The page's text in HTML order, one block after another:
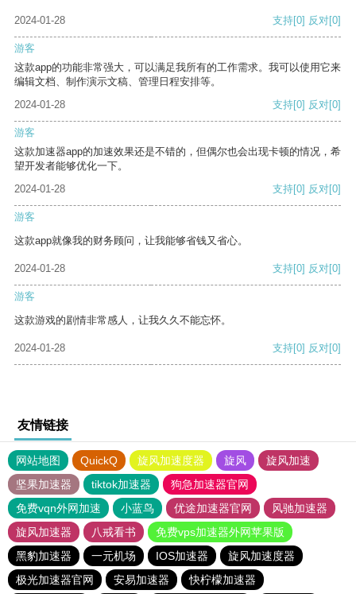
2024-01-28 支持[0] 反对[0]
游客
这款app的功能非常强大，可以满足我所有的工作需求。我可以使用它来
编辑文档、制作演示文稿、管理日程安排等。
2024-01-28
支持[0] 反对[0]
游客
这款加速器app的加速效果还是不错的，但偶尔也会出现卡顿的情况，希
望开发者能够优化一下。
2024-01-28
支持[0] 反对[0]
游客
这款app就像我的财务顾问，让我能够省钱又省心。
2024-01-28 支持[0] 反对[0]
游客
这款游戏的剧情非常感人，让我久久不能忘怀。
2024-01-28 支持[0] 反对[0]
友情链接
网站地图 QuickQ 旋风加速度器 旋风
旋风加速
坚果加速器
tiktok加速器
狗急加速器官网
免费vqn外网加速
小蓝鸟 优途加速器官网
风驰加速器
旋风加速器
八戒看书
免费vps加速器外网苹果版
黑豹加速器
一元机场 IOS加速器
旋风加速度器
极光加速器官网
安易加速器 快柠檬加速器